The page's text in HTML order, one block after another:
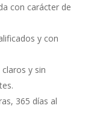
con carácter de
y con
y sin
365 días al